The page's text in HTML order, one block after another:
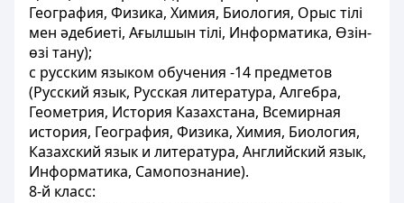
География, Физика, Химия, Биология, Орыс тілі
мен әдебиетi, Ағылшын тілі, Информатика, Өзін-
өзі тану);
с русским языком обучения -14 предметов
(Русский язык, Русская литература, Алгебра,
Геометрия, История Казахстана, Всемирная
история, География, Физика, Химия, Биология,
Казахский язык и литература, Английский язык,
Информатика, Самопознание).
8-й класс: